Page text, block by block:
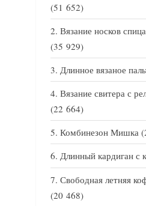
(51 652)
Вязание носков
(35 929)
Длинное вязаное
Вязание свитера с
(22 664)
Комбинезон Мишка
Длинный кардиган с
Свободная летняя
(20 468)